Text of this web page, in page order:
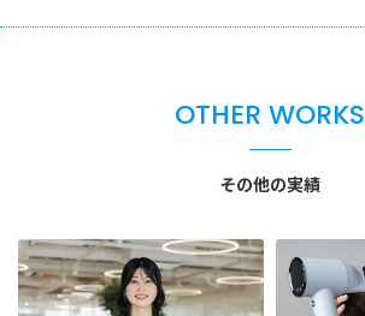
OTHER WORKS
その他の実績